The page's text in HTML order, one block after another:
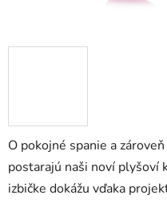
O pokojné spanie a
postarajú naši noví plyšoví
izbičke dokážu vďaka